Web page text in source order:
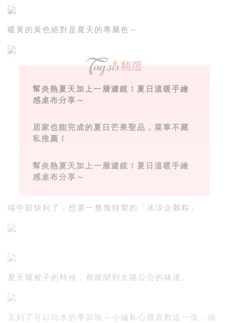
暖黃的黃色絕對是夏天的專屬色～
幫炎熱夏天加上一層濾鏡！夏日溫暖手繪
感桌布分享～
居家也能完成的夏日芒果聖品，菜單不藏
私推薦！
幫炎熱夏天加上一層濾鏡！夏日溫暖手繪
感桌布分享～
端午節快到了，想要一整塊特製的「冰涼企鵝粽」
夏天曬被子的時候，都能聞到太陽公公的味道。
又到了可以玩水的季節啦～小編私心很喜歡這一張，徜